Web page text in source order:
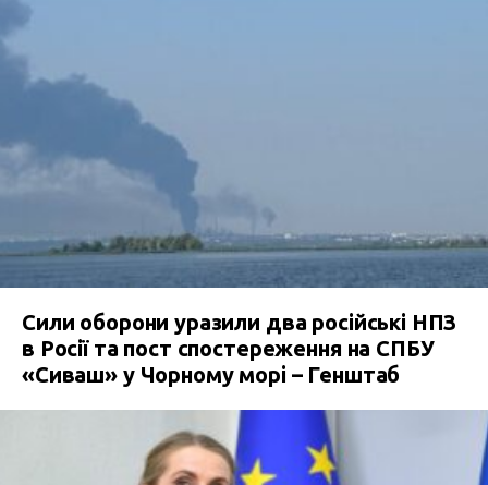
Сили оборони уразили два російські НПЗ
в Росії та пост спостереження на СПБУ
«Сиваш» у Чорному морі – Генштаб